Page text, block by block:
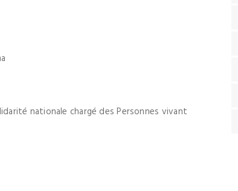
nationale chargé des Personnes vivant